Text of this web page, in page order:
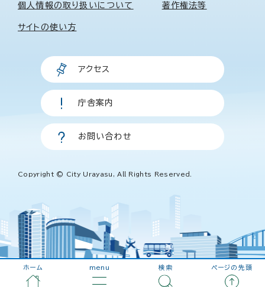
ホーム menu 検索 ページの先頭
個人情報の取り扱いについて 著作権法等
サイトの使い方
アクセス
庁舎案内
お問い合わせ
Copyright © City Urayasu, All Rights Reserved.